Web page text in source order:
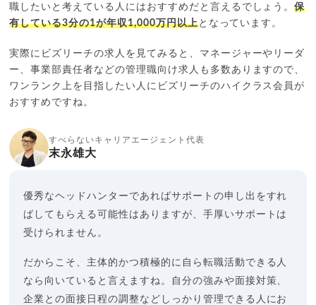
職したいと考えている人にはおすすめだと言えるでしょう。保
有している3分の1が年収1,000万円以上となっています。
実際にビズリーチの求人を見てみると、マネージャーやリーダ
ー、事業部責任者などの管理職向け求人も多数ありますので、
ワンランク上を目指したい人にビズリーチのハイクラス会員が
おすすめですね。
すべらないキャリアエージェント代表
末永雄大
優秀なヘッドハンターであればサポートの申し出をすれ
ばしてもらえる可能性はありますが、手厚いサポートは
受けられません。
だからこそ、主体的かつ積極的に自ら転職活動できる人
なら向いていると言えますね。自分の強みや面接対策、
企業との面接日程の調整などしっかり管理できる人にお